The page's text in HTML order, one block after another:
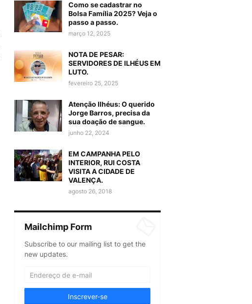
Como se cadastrar no
Bolsa Família 2025? Veja o
passo a passo.
março 12, 2025
NOTA DE PESAR:
SERVIDORES DE ILHÉUS EM
LUTO.
fevereiro 25, 2025
Atenção Ilhéus: O querido
Jorge Barros, precisa da
sua doação de sangue.
junho 22, 2024
EM CAMPANHA PELO
INTERIOR, RUI COSTA
VISITA A CIDADE DE
VALENÇA.
agosto 26, 2018
Mailchimp Form
Subscribe to our mailing list to get the
new updates.